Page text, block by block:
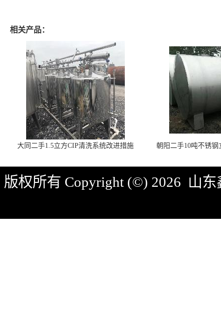
相关产品：
大同二手1.5立方CIP清洗系统改进措施 朝阳二手10吨不锈
版权所有 Copyright (©) 2026 山